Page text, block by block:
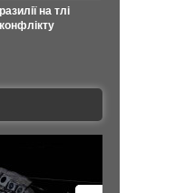
на тлі